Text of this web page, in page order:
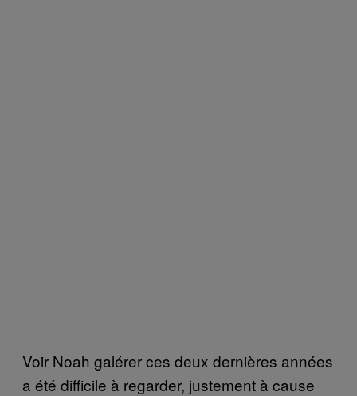
Voir Noah galérer ces deux dernières années
a été difficile à regarder, justement à cause